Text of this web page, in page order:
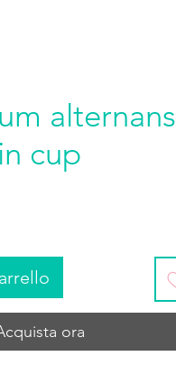
alternans
cup
ora